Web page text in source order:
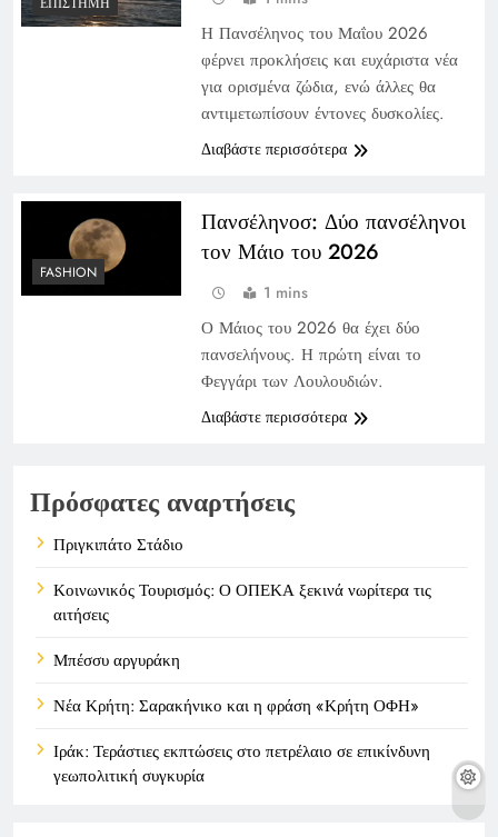
Η Πανσέληνος του Μαΐου 2026
φέρνει προκλήσεις και ευχάριστα νέα
για ορισμένα ζώδια, ενώ άλλες θα
αντιμετωπίσουν έντονες δυσκολίες.
Διαβάστε περισσότερα
FASHION
Πανσέληνοσ: Δύο πανσέληνοι
τον Μάιο του 2026
1 mins
Ο Μάιος του 2026 θα έχει δύο
πανσελήνους. Η πρώτη είναι το
Φεγγάρι των Λουλουδιών.
Διαβάστε περισσότερα
Πρόσφατες αναρτήσεις
Πριγκιπάτο Στάδιο
Κοινωνικός Τουρισμός: Ο ΟΠΕΚΑ ξεκινά νωρίτερα τις
αιτήσεις
Μπέσσυ αργυράκη
Νέα Κρήτη: Σαρακήνικο και η φράση «Κρήτη ΟΦΗ»
Ιράκ: Τεράστιες εκπτώσεις στο πετρέλαιο σε επικίνδυνη
γεωπολιτική συγκυρία